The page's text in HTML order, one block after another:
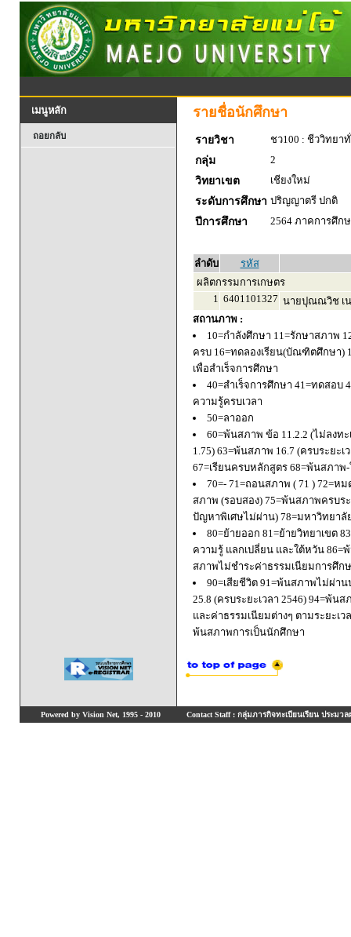
เมนูหลัก
ถอยกลับ
รายชื่อนักศึกษา
รายวิชา
ชว100 : ชีววิทยา
กลุ่ม
2
วิทยาเขต
เชียงใหม่
ระดับการศึกษา ปริญญาตรี ปกติ
ปีการศึกษา
2564 ภาคการศึก
ลำดับ
รหัส
ผลิตกรรมการเกษตร
1 6401101327 นายปุณณวิช เ
สถานภาพ :
10=กำลังศึกษา 11=รักษาสภาพ
ครบ 16=ทดลองเรียน(บัณฑิตศึกษา)
เพื่อสำเร็จการศึกษา
40=สำเร็จการศึกษา 41=ทดสอบ
ความรู้ครบเวลา
50=ลาออก
60=พ้นสภาพ ข้อ 11.2.2 (ไม่ลงท
1.75) 63=พ้นสภาพ 16.7 (ครบระยะ
67=เรียนครบหลักสูตร 68=พ้นสภา
70=- 71=ถอนสภาพ ( 71 ) 72=
สภาพ (รอบสอง) 75=พ้นสภาพครบ
ปัญหาพิเศษไม่ผ่าน) 78=มหาวิทยา
80=ย้ายออก 81=ย้ายวิทยาเขต
ความรู้ แลกเปลี่ยน และใต้หวัน
สภาพไม่ชำระค่าธรรมเนียมการศึก
90=เสียชีวิต 91=พ้นสภาพไม่ผ่า
25.8 (ครบระยะเวลา 2546) 94=พ้
และค่าธรรมเนียมต่างๆ ตามระยะเ
พ้นสภาพการเป็นนักศึกษา
Powered by Vision Net, 1995 - 2010 Contact Staff : กลุ่มภารกิจทะเบียนเรียน ประมวล